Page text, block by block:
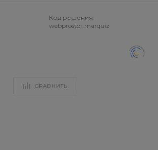
Код решения:
webprostor.marquiz
СРАВНИТЬ